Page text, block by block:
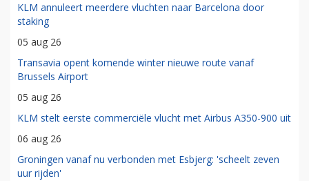
KLM annuleert meerdere vluchten naar Barcelona door
staking
05 aug 26
Transavia opent komende winter nieuwe route vanaf
Brussels Airport
05 aug 26
KLM stelt eerste commerciële vlucht met Airbus A350-900 uit
06 aug 26
Groningen vanaf nu verbonden met Esbjerg: 'scheelt zeven
uur rijden'